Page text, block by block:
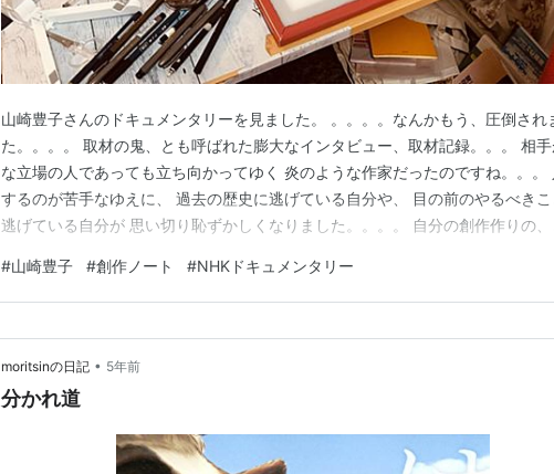
山崎豊子さんのドキュメンタリーを見ました。 。。。。なんかもう、圧倒され
た。。。。 取材の鬼、とも呼ばれた膨大なインタビュー、取材記録。。。 相
な立場の人であっても立ち向かってゆく 炎のような作家だったのですね。。。
するのが苦手なゆえに、 過去の歴史に逃げている自分や、 目の前のやるべきこ
逃げている自分が 思い切り恥ずかしくなりました。。。。 自分の創作作りの、
ちのめされて進んでゆこう。
#山崎豊子 #創作ノート #NHKドキュメンタリー
moritsinの日記 • 5年前
分かれ道